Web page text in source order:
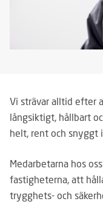
Vi strävar alltid efter
långsiktigt, hållbart
helt, rent och snyggt
Medarbetarna hos
fastigheterna, att
trygghets- och